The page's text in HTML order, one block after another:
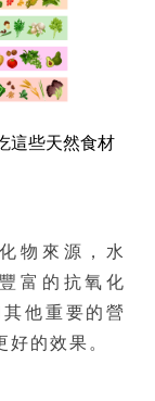
這些天然食材
物來源，水
富的抗氧化
他重要的營
的效果。